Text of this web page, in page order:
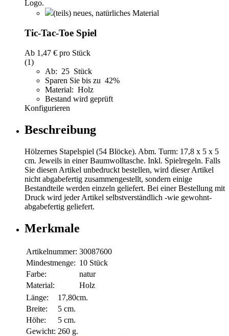
(teils) neues, natürliches Material
Tic-Tac-Toe Spiel
Ab 1,47 € pro Stück
(1)
Ab: 25 Stück
Sparen Sie bis zu 42%
Material: Holz
Bestand wird geprüft
Konfigurieren
Beschreibung
Hölzernes Stapelspiel (54 Blöcke). Abm. Turm: 17,8 x 5 x 5
cm. Jeweils in einer Baumwolltasche. Inkl. Spielregeln. Falls
Sie diesen Artikel unbedruckt bestellen, wird dieser Artikel
nicht abgabefertig zusammengestellt, sondern einige
Bestandteile werden einzeln geliefert. Bei einer Bestellung mit
Druck wird jeder Artikel selbstverständlich -wie gewohnt-
abgabefertig geliefert.
Merkmale
Artikelnummer: 30087600
Mindestmenge: 10 Stück
Farbe:
natur
Material:
Holz
Länge:
17,80cm.
Breite:
5 cm.
Höhe:
5 cm.
Gewicht: 260 g.